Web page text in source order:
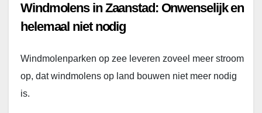
Windmolens in Zaanstad: Onwenselijk en
helemaal niet nodig
Windmolenparken op zee leveren zoveel meer stroom
op, dat windmolens op land bouwen niet meer nodig
is.